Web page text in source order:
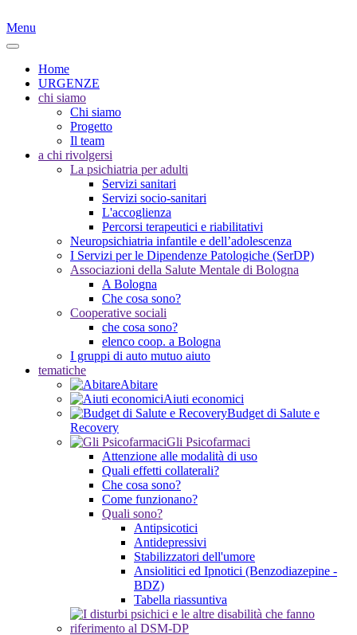
Menu
Home
URGENZE
chi siamo
Chi siamo
Progetto
Il team
a chi rivolgersi
La psichiatria per adulti
Servizi sanitari
Servizi socio-sanitari
L'accoglienza
Percorsi terapeutici e riabilitativi
Neuropsichiatria infantile e dell’adolescenza
I Servizi per le Dipendenze Patologiche (SerDP)
Associazioni della Salute Mentale di Bologna
A Bologna
Che cosa sono?
Cooperative sociali
che cosa sono?
elenco coop. a Bologna
I gruppi di auto mutuo aiuto
tematiche
Abitare
Aiuti economici
Budget di Salute e
Recovery
Gli Psicofarmaci
Attenzione alle modalità di uso
Quali effetti collaterali?
Che cosa sono?
Come funzionano?
Quali sono?
Antipsicotici
Antidepressivi
Stabilizzatori dell'umore
Ansiolitici ed Ipnotici (Benzodiazepine -
BDZ)
Tabella riassuntiva